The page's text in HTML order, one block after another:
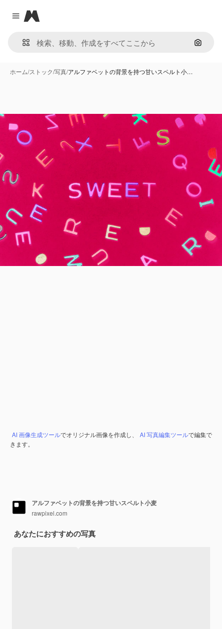
Close menu
Magnific
画像で
ホーム/ストック/写真/アルファベットの背景を持つ甘いスペルト小…
AI 画像生成ツールでオリジナル画像を作成し、 AI 写真編集ツールで編集で
きます。
アルファベットの背景を持つ甘いスペルト小麦
rawpixel.com
あなたにおすすめの写真